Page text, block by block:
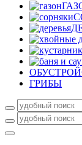
ГРИБЫ